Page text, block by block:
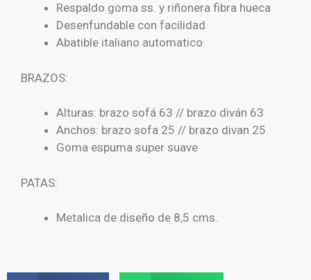
Respaldo goma ss. y riñonera fibra hueca
Desenfundable con facilidad
Abatible italiano automatico
BRAZOS:
Alturas: brazo sofá 63 // brazo diván 63
Anchos: brazo sofa 25 // brazo divan 25
Goma espuma super suave
PATAS:
Metalica de diseño de 8,5 cms.